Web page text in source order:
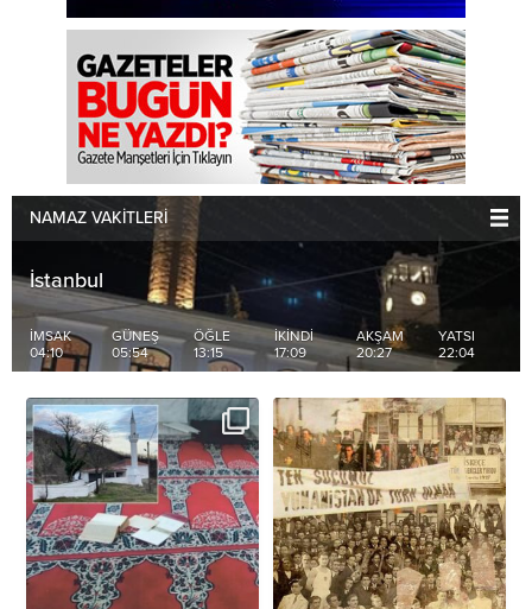
NAMAZ VAKİTLERİ
İstanbul
İMSAK
04:10
GÜNEŞ
05:54
ÖĞLE
13:15
İKİNDİ
17:09
AKŞAM
20:27
YATSI
22:04
Batı Trakya’daki İskeçe kentine
bağlı Ilıca...
📣 Avrupa Konseyi’nden
Yunanistan’a ‘Batı Trakya’...